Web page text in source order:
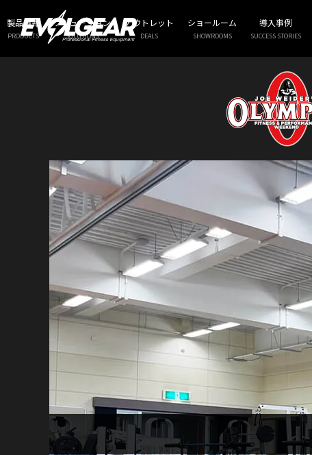
製品情報
PRODUCTS
ソリューション
SOLUTIONS
アウトレット
DEALS
ショールーム
SHOWROOMS
導入事例
SUCCESS STORIES